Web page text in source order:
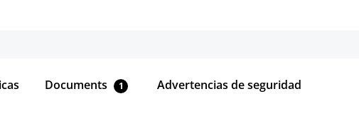
Documents 1 Advertencias de seguridad